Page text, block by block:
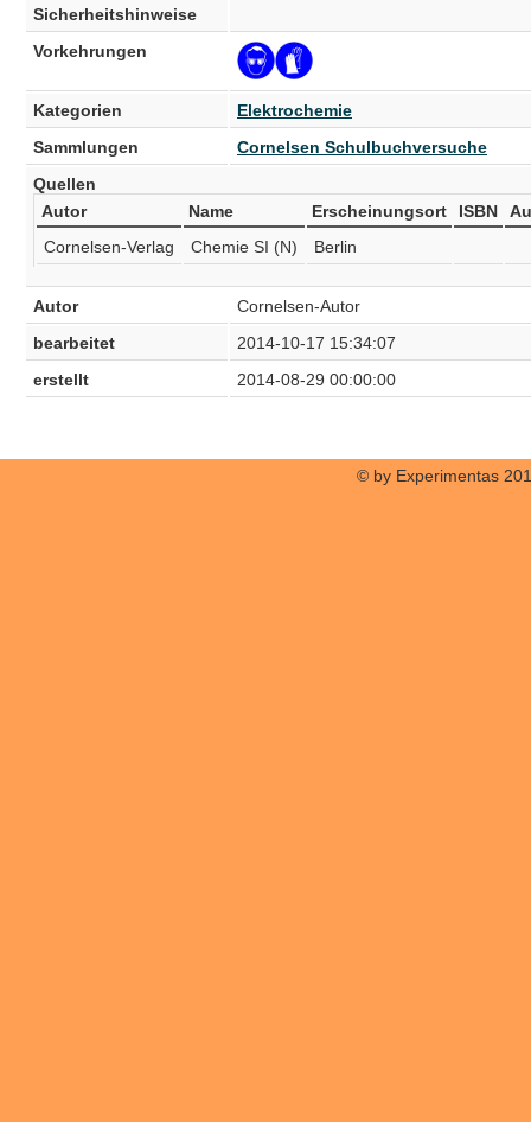
Sicherheitshinweise
Vorkehrungen
Kategorien
Elektrochemie
Sammlungen
Cornelsen Schulbuchversuche
Quellen
Autor
Name Erscheinungsort ISBN
Cornelsen-Verlag
Chemie SI (N) Berlin
Autor
Cornelsen-Autor
bearbeitet
2014-10-17 15:34:07
erstellt
2014-08-29 00:00:00
© by Experimentas